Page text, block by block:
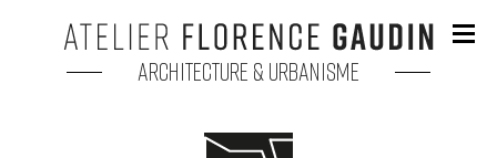
Architecture & Urbanisme